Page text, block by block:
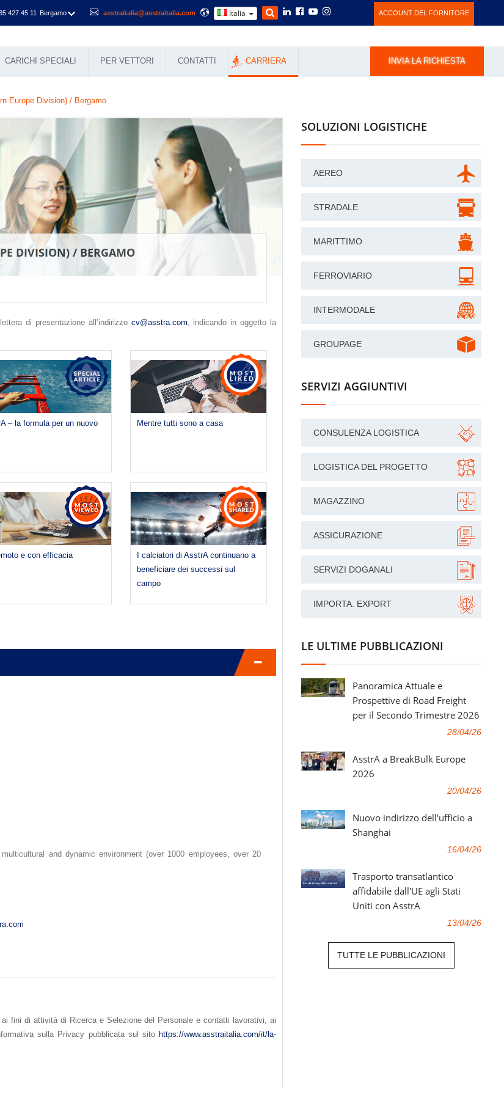
427 45 11 Bergamo asstraitalia@asstraitalia.com Italia ACCOUNT DEL FORNITORE
CARICHI SPECIALI PER VETTORI CONTATTI CARRIERA INVIA LA RICHIESTA
Europe Division) / Bergamo
DIVISION) / BERGAMO
di presentazione all’indirizzo cv@asstra.com, indicando in oggetto la
– la formula per un nuovo
Mentre tutti sono a casa
e con efficacia
I calciatori di AsstrA continuano a
beneficiare dei successi sul
campo
and dynamic environment (over 1000 employees, over 20
fini di attività di Ricerca e Selezione del Personale e contatti lavorativi, ai
sulla Privacy pubblicata sul sito https://www.asstraitalia.com/it/la-
SOLUZIONI LOGISTICHE
AEREO
STRADALE
MARITTIMO
FERROVIARIO
INTERMODALE
GROUPAGE
SERVIZI AGGIUNTIVI
CONSULENZA LOGISTICA
LOGISTICA DEL PROGETTO
MAGAZZINO
ASSICURAZIONE
SERVIZI DOGANALI
IMPORTA. EXPORT
LE ULTIME PUBBLICAZIONI
Panoramica Attuale e
Prospettive di Road Freight
per il Secondo Trimestre 2026
28/04/26
AsstrA a BreakBulk Europe
2026
20/04/26
Nuovo indirizzo dell'ufficio a
Shanghai
16/04/26
Trasporto transatlantico
affidabile dall'UE agli Stati
Uniti con AsstrA
13/04/26
TUTTE LE PUBBLICAZIONI